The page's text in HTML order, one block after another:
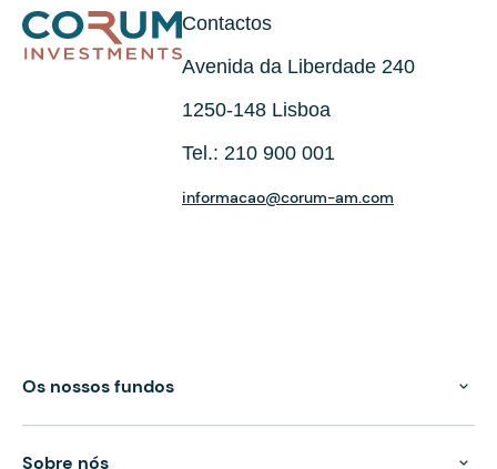
Contactos
Avenida da Liberdade 240
1250-148 Lisboa
Tel.: 210 900 001
informacao@corum-am.com
Os nossos fundos
Sobre nós